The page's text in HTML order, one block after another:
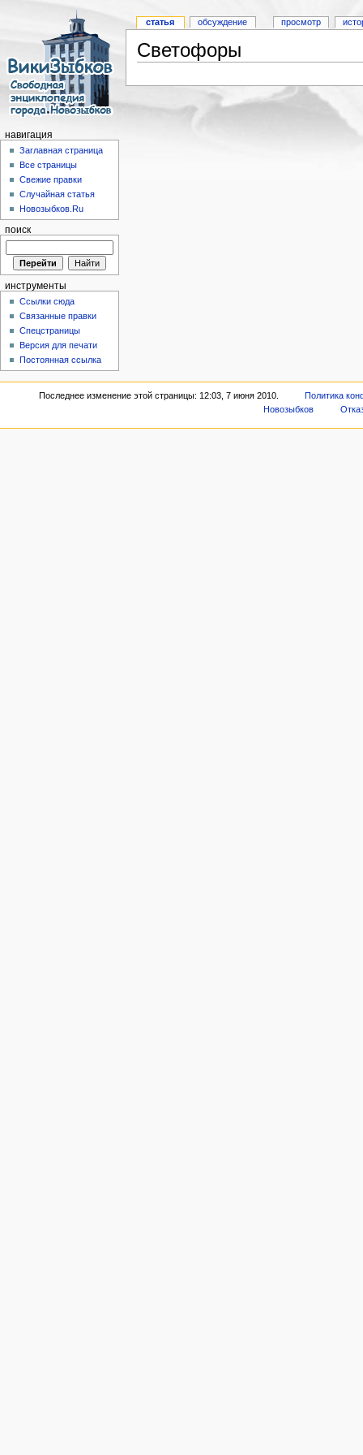
Светофоры
статья обсуждение просмотр
навигация
Заглавная страница
Все страницы
Свежие правки
Случайная статья
Новозыбков.Ru
поиск
инструменты
Ссылки сюда
Связанные правки
Спецстраницы
Версия для печати
Постоянная ссылка
Последнее изменение этой страницы: 12:03, 7 июня 2010.
Политика
Новозыбков